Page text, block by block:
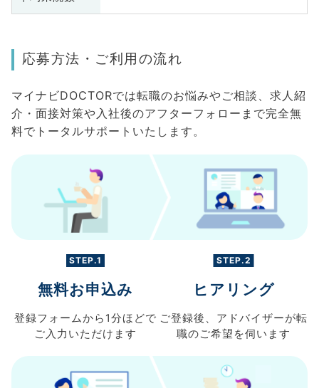
応募方法・ご利用の流れ
マイナビDOCTORでは転職のお悩みやご相談、求人紹
介・面接対策や入社後のアフターフォローまで完全無
料でトータルサポートいたします。
STEP.1
無料お申込み
登録フォームから 1分ほどで
ご入力 いただけます
STEP.2
ヒアリング
ご登録後、 アドバイザーが転
職のご希望を伺います